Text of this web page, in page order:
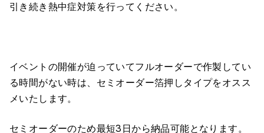
引き続き熱中症対策を行ってください。
イベントの開催が迫っていてフルオーダーで作製してい
る時間がない時は、セミオーダー箔押しタイプをオスス
メいたします。
セミオーダーのため最短3日から納品可能となります。